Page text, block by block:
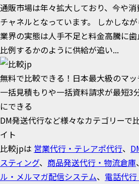
通販市場は年々拡大しており、今や
チャネルとなっています。 しかしな
業界の実態は人手不足と料金高騰に
比例するかのように供給が追い...
無料で比較できる！日本最大級のマ
一括見積もりや一括資料請求が最短3
にできる
DM発送代行など様々なカテゴリーで
イト
比較jpは 営業代行・テレアポ代行、
スティング、 商品発送代行・物流倉庫、
ル・メルマガ配信システム、 電話代